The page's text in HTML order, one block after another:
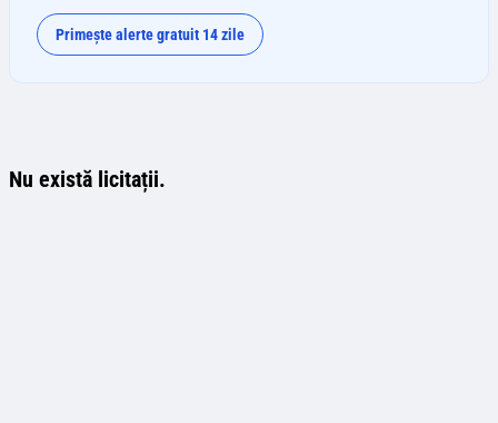
Primește alerte gratuit 14 zile
Nu există licitații.